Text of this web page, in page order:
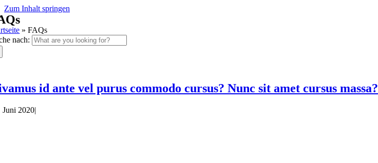
Zum Inhalt springen
»FAQs
nach:
id ante vel purus commodo cursus? Nunc sit amet cursus massa?
Juni 2020|